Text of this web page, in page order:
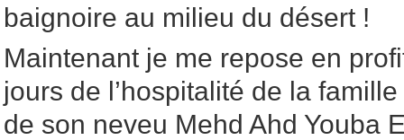
baignoire au milieu du désert !
Maintenant je me repose en
jours de l’hospitalité de la
de son neveu Mehd Ahd Youba